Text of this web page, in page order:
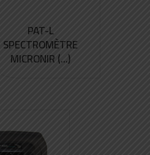
PAT-L
SPECTROMÈTRE
MICRONIR (...)